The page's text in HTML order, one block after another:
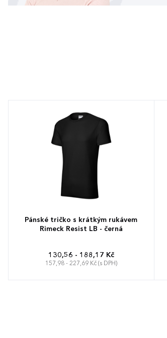
Pánské tričko s krátkým rukávem
Rimeck Resist LB - černá
130,56 - 188,17 Kč
157,98 - 227,69 Kč (s DPH)